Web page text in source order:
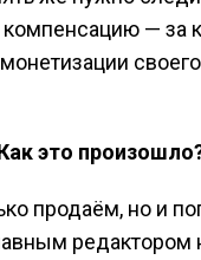
— за
это
продаём, но и